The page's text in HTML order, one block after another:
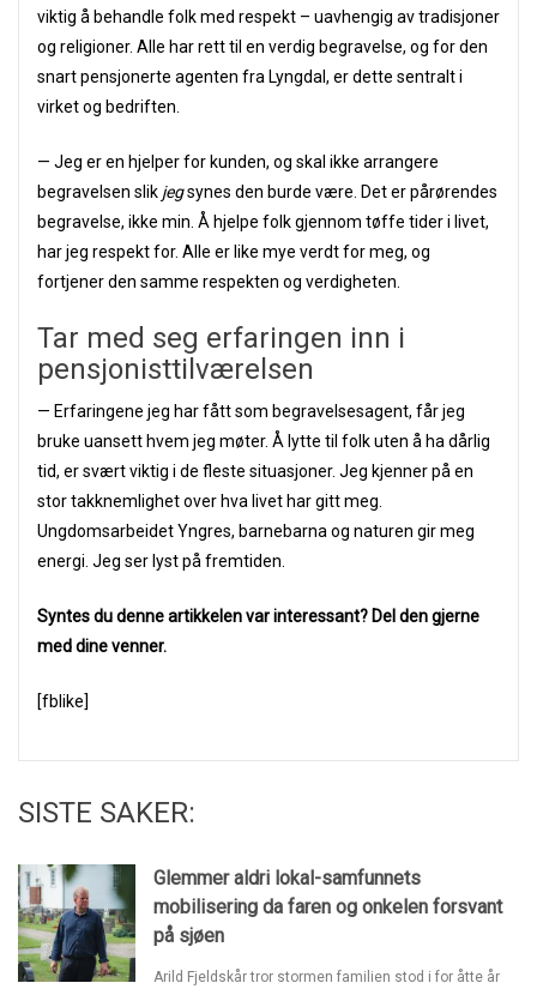
viktig å behandle folk med respekt – uavhengig av tradisjoner
og religioner. Alle har rett til en verdig begravelse, og for den
snart pensjonerte agenten fra Lyngdal, er dette sentralt i
virket og bedriften.
— Jeg er en hjelper for kunden, og skal ikke arrangere
begravelsen slik jegsynes den burde være. Det er pårørendes
begravelse, ikke min. Å hjelpe folk gjennom tøffe tider i livet,
har jeg respekt for. Alle er like mye verdt for meg, og
fortjener den samme respekten og verdigheten.
Tar med seg erfaringen inn i
pensjonisttilværelsen
— Erfaringene jeg har fått som begravelsesagent, får jeg
bruke uansett hvem jeg møter. Å lytte til folk uten å ha dårlig
tid, er svært viktig i de fleste situasjoner. Jeg kjenner på en
stor takknemlighet over hva livet har gitt meg.
Ungdomsarbeidet Yngres, barnebarna og naturen gir meg
energi. Jeg ser lyst på fremtiden.
Syntes du denne artikkelen var interessant? Del den gjerne
med dine venner.
[fblike]
SISTE SAKER:
Glemmer aldri lokal-samfunnets
mobilisering da faren og onkelen forsvant
på sjøen
Arild Fjeldskår tror stormen familien stod i for åtte år